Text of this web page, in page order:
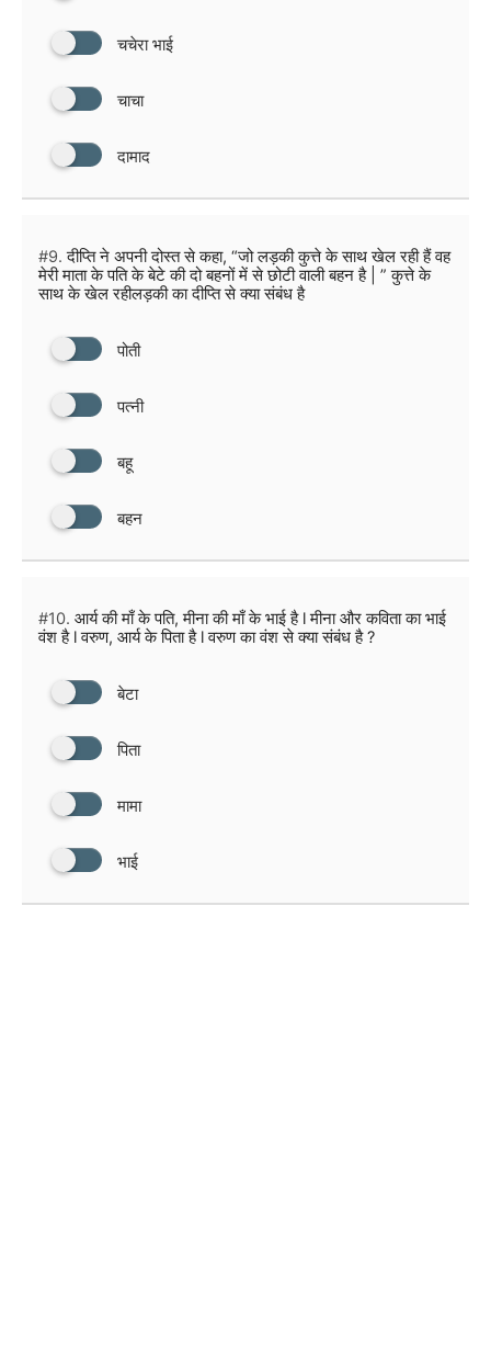
चचेरा भाई
चाचा
दामाद
#9. दीप्ति ने अपनी दोस्त से कहा, “जो लड़की कुत्ते के साथ खेल रही हैं वह
मेरी माता के पति के बेटे की दो बहनों में से छोटी वाली बहन है | ” कुत्ते के
साथ के खेल रहीलड़की का दीप्ति से क्या संबंध है
पोती
पत्नी
बहू
बहन
#10. आर्य की माँ के पति, मीना की माँ के भाई है l मीना और कविता का भाई
वंश है l वरुण, आर्य के पिता है l वरुण का वंश से क्या संबंध है ?
बेटा
पिता
मामा
भाई